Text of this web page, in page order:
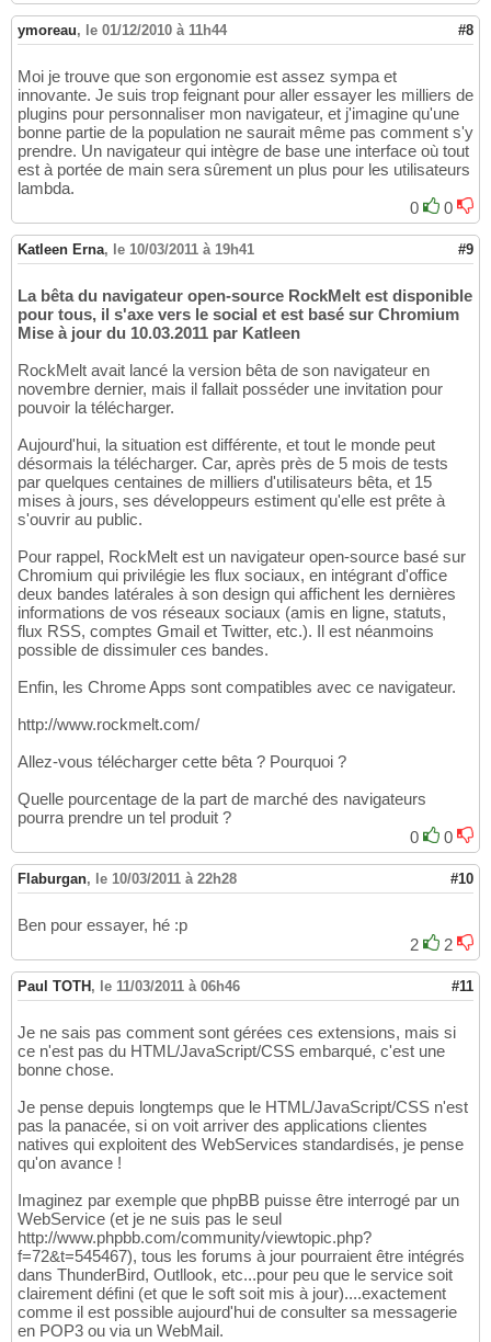
ymoreau, le 01/12/2010 à 11h44 #8
Moi je trouve que son ergonomie est assez sympa et
innovante. Je suis trop feignant pour aller essayer les milliers de
plugins pour personnaliser mon navigateur, et j'imagine qu'une
bonne partie de la population ne saurait même pas comment s'y
prendre. Un navigateur qui intègre de base une interface où tout
est à portée de main sera sûrement un plus pour les utilisateurs
lambda.
0
0
Katleen Erna, le 10/03/2011 à 19h41 #9
La bêta du navigateur open-source RockMelt est disponible
pour tous, il s'axe vers le social et est basé sur Chromium
Mise à jour du 10.03.2011 par Katleen
RockMelt avait lancé la version bêta de son navigateur en
novembre dernier, mais il fallait posséder une invitation pour
pouvoir la télécharger.
Aujourd'hui, la situation est différente, et tout le monde peut
désormais la télécharger. Car, après près de 5 mois de tests
par quelques centaines de milliers d'utilisateurs bêta, et 15
mises à jours, ses développeurs estiment qu'elle est prête à
s'ouvrir au public.
Pour rappel, RockMelt est un navigateur open-source basé sur
Chromium qui privilégie les flux sociaux, en intégrant d'office
deux bandes latérales à son design qui affichent les dernières
informations de vos réseaux sociaux (amis en ligne, statuts,
flux RSS, comptes Gmail et Twitter, etc.). Il est néanmoins
possible de dissimuler ces bandes.
Enfin, les Chrome Apps sont compatibles avec ce navigateur.
http://www.rockmelt.com/
Allez-vous télécharger cette bêta ? Pourquoi ?
Quelle pourcentage de la part de marché des navigateurs
pourra prendre un tel produit ?
0
0
Flaburgan, le 10/03/2011 à 22h28 #10
Ben pour essayer, hé :p
2
2
Paul TOTH , le 11/03/2011 à 06h46 #11
Je ne sais pas comment sont gérées ces extensions, mais si
ce n'est pas du HTML/JavaScript/CSS embarqué, c'est une
bonne chose.
Je pense depuis longtemps que le HTML/JavaScript/CSS n'est
pas la panacée, si on voit arriver des applications clientes
natives qui exploitent des WebServices standardisés, je pense
qu'on avance !
Imaginez par exemple que phpBB puisse être interrogé par un
WebService (et je ne suis pas le seul
http://www.phpbb.com/community/viewtopic.php?
f=72&t=545467), tous les forums à jour pourraient être intégrés
dans ThunderBird, Outllook, etc...pour peu que le service soit
clairement défini (et que le soft soit mis à jour)....exactement
comme il est possible aujourd'hui de consulter sa messagerie
en POP3 ou via un WebMail.